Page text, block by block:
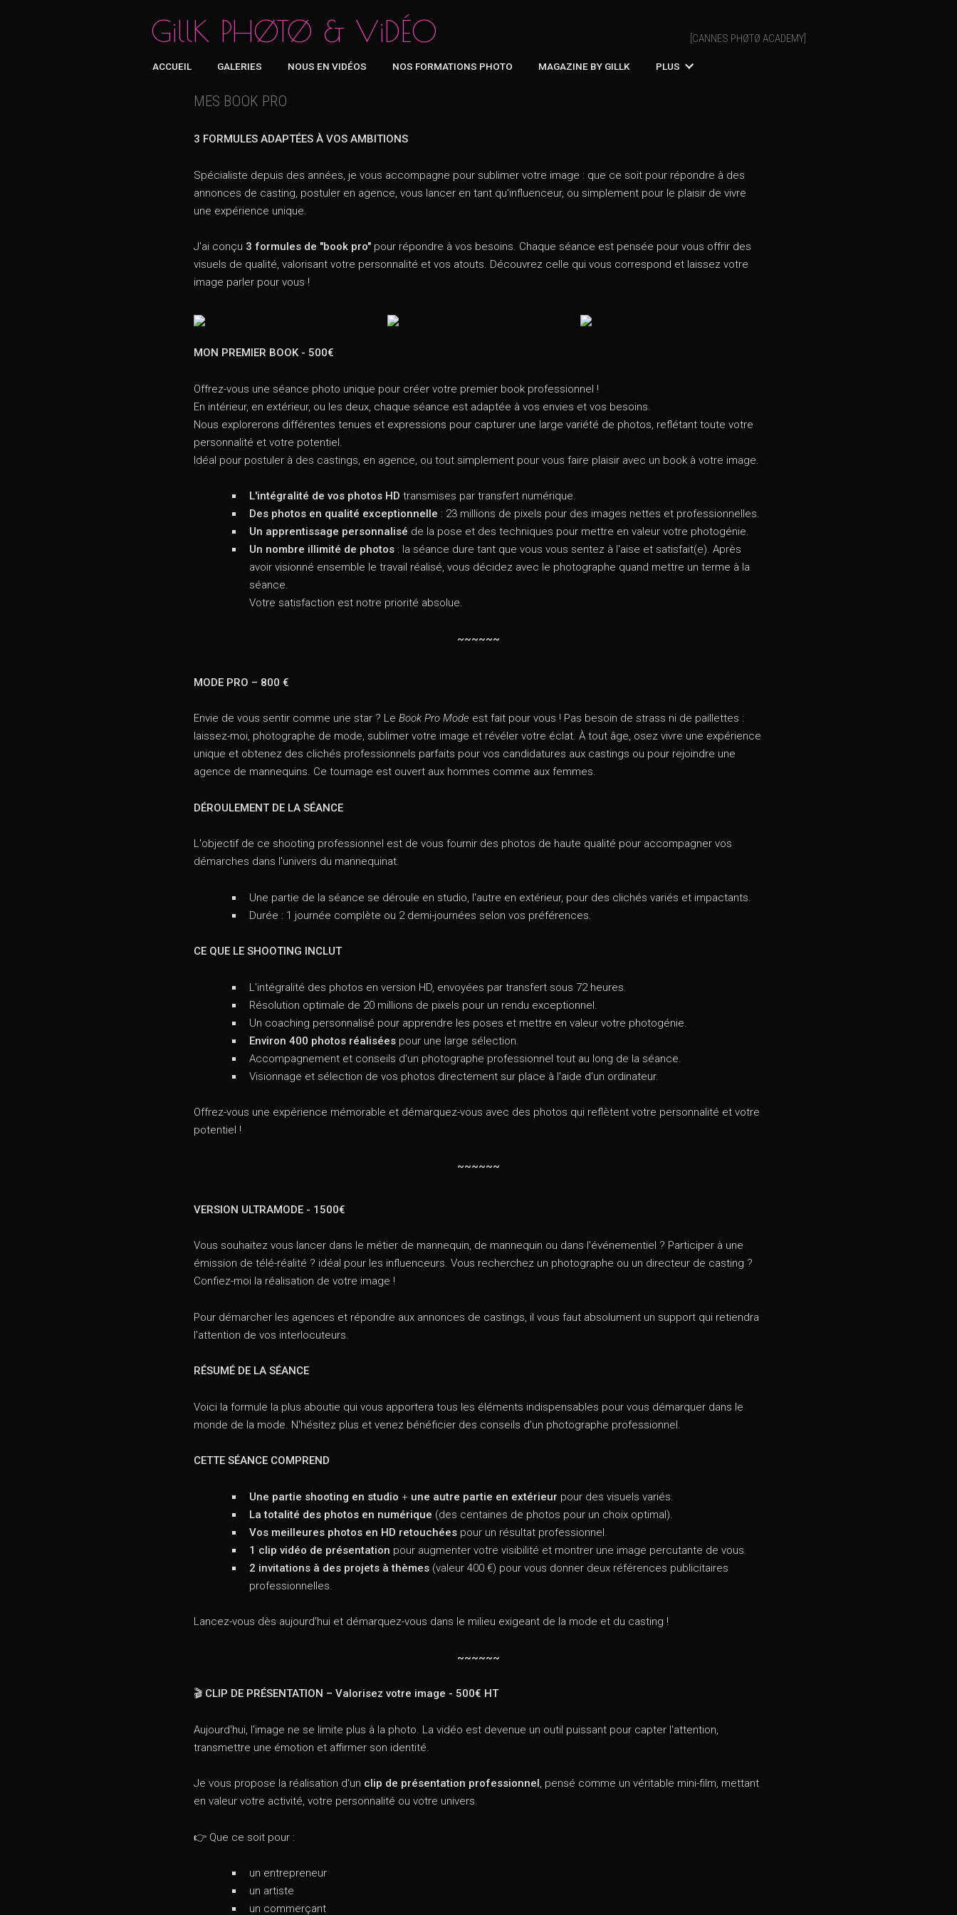
GillK PHØTØ & ViDÉO [CANNES PHØTØ ACADEMY]
ACCUEIL GALERIES NOUS EN VIDÉOS NOS FORMATIONS PHOTO MAGAZINE BY GILLK PLUS
MES BOOK PRO
3 FORMULES ADAPTÉES À VOS AMBITIONS
Spécialiste depuis des années, je vous accompagne pour sublimer votre image : que ce soit pour répondre à des
annonces de casting, postuler en agence, vous lancer en tant qu'influenceur, ou simplement pour le plaisir de vivre
une expérience unique.
J'ai conçu 3 formules de "book pro" pour répondre à vos besoins. Chaque séance est pensée pour vous offrir des
visuels de qualité, valorisant votre personnalité et vos atouts. Découvrez celle qui vous correspond et laissez votre
image parler pour vous !
MON PREMIER BOOK - 500€
Offrez-vous une séance photo unique pour créer votre premier book professionnel !
En intérieur, en extérieur, ou les deux, chaque séance est adaptée à vos envies et vos besoins.
Nous explorerons différentes tenues et expressions pour capturer une large variété de photos, reflétant toute votre
personnalité et votre potentiel.
Idéal pour postuler à des castings, en agence, ou tout simplement pour vous faire plaisir avec un book à votre image.
L'intégralité de vos photos HD transmises par transfert numérique.
Des photos en qualité exceptionnelle : 23 millions de pixels pour des images nettes et professionnelles.
Un apprentissage personnalisé de la pose et des techniques pour mettre en valeur votre photogénie.
Un nombre illimité de photos: la séance dure tant que vous vous sentez à l'aise et satisfait(e). Après
avoir visionné ensemble le travail réalisé, vous décidez avec le photographe quand mettre un terme à la
séance.
Votre satisfaction est notre priorité absolue.
~~~~~~
MODE PRO – 800 €
Envie de vous sentir comme une star ? Le Book Pro Mode est fait pour vous ! Pas besoin de strass ni de paillettes :
laissez-moi, photographe de mode, sublimer votre image et révéler votre éclat. À tout âge, osez vivre une expérience
unique et obtenez des clichés professionnels parfaits pour vos candidatures aux castings ou pour rejoindre une
agence de mannequins. Ce tournage est ouvert aux hommes comme aux femmes.
DÉROULEMENT DE LA SÉANCE
L'objectif de ce shooting professionnel est de vous fournir des photos de haute qualité pour accompagner vos
démarches dans l'univers du mannequinat.
Une partie de la séance se déroule en studio, l'autre en extérieur, pour des clichés variés et impactants.
Durée : 1 journée complète ou 2 demi-journées selon vos préférences.
CE QUE LE SHOOTING INCLUT
L'intégralité des photos en version HD, envoyées par transfert sous 72 heures.
Résolution optimale de 20 millions de pixels pour un rendu exceptionnel.
Un coaching personnalisé pour apprendre les poses et mettre en valeur votre photogénie.
Environ 400 photos réaliséespour une large sélection.
Accompagnement et conseils d'un photographe professionnel tout au long de la séance.
Visionnage et sélection de vos photos directement sur place à l'aide d'un ordinateur.
Offrez-vous une expérience mémorable et démarquez-vous avec des photos qui reflètent votre personnalité et votre
potentiel !
~~~~~~
VERSION ULTRAMODE - 1500€
Vous souhaitez vous lancer dans le métier de mannequin, de mannequin ou dans l'événementiel ? Participer à une
émission de télé-réalité ? idéal pour les influenceurs. Vous recherchez un photographe ou un directeur de casting ?
Confiez-moi la réalisation de votre image !
Pour démarcher les agences et répondre aux annonces de castings, il vous faut absolument un support qui retiendra
l'attention de vos interlocuteurs.
RÉSUMÉ DE LA SÉANCE
Voici la formule la plus aboutie qui vous apportera tous les éléments indispensables pour vous démarquer dans le
monde de la mode. N'hésitez plus et venez bénéficier des conseils d'un photographe professionnel.
CETTE SÉANCE COMPREND
Une partie shooting en studio + une autre partie en extérieur pour des visuels variés.
La totalité des photos en numérique (des centaines de photos pour un choix optimal).
Vos meilleures photos en HD retouchéespour un résultat professionnel.
1 clip vidéo de présentation pour augmenter votre visibilité et montrer une image percutante de vous.
2 invitations à des projets à thèmes(valeur 400 €) pour vous donner deux références publicitaires
professionnelles.
Lancez-vous dès aujourd'hui et démarquez-vous dans le milieu exigeant de la mode et du casting !
~~~~~~
🎬 CLIP DE PRÉSENTATION – Valorisez votre image - 500€ HT
Aujourd'hui, l'image ne se limite plus à la photo. La vidéo est devenue un outil puissant pour capter l'attention,
transmettre une émotion et affirmer son identité.
Je vous propose la réalisation d'un clip de présentation professionnel , pensé comme un véritable mini-film, mettant
en valeur votre activité, votre personnalité ou votre univers.
👉 Que ce soit pour :
un entrepreneur
un artiste
un commerçant